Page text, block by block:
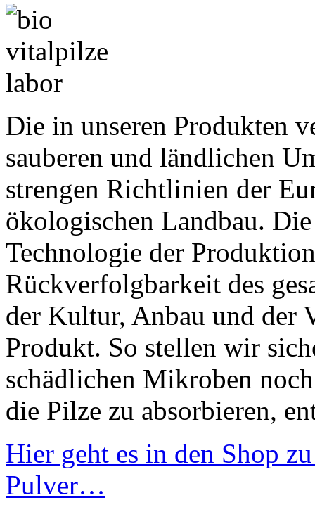
Die in unseren Produkten
sauberen und ländlichen
strengen Richtlinien der
ökologischen Landbau.
Technologie der
Rückverfolgbarkeit des
der Kultur, Anbau und der
Produkt. So stellen wir
schädlichen Mikroben
die Pilze zu absorbieren,
Hier geht es in den Shop
Pulver…